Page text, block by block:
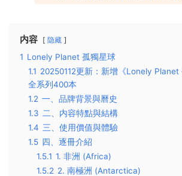
内容 隐藏
1 Lonely Planet 孤獨星球
1.1 20250112更新：新增《Lonely Planet
全系列400本
1.2 一、品牌背景與曆史
1.3 二、内容特點與結構
1.4 三、使用價值與體驗
1.5 四、逐冊介紹
1.5.1 1. 非洲 (Africa)
1.5.2 2. 南極洲 (Antarctica)